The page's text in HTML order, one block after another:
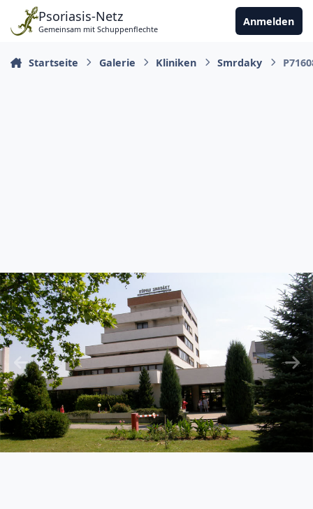
Zu Inhalt springen
Psoriasis-Netz
Gemeinsam mit Schuppenflechte
Anmelden
Startseite Galerie Kliniken Smrdaky